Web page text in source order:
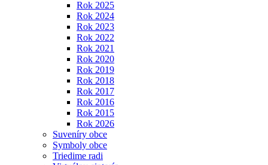
Rok 2025
Rok 2024
Rok 2023
Rok 2022
Rok 2021
Rok 2020
Rok 2019
Rok 2018
Rok 2017
Rok 2016
Rok 2015
Rok 2026
Suveníry obce
Symboly obce
Triedime radi